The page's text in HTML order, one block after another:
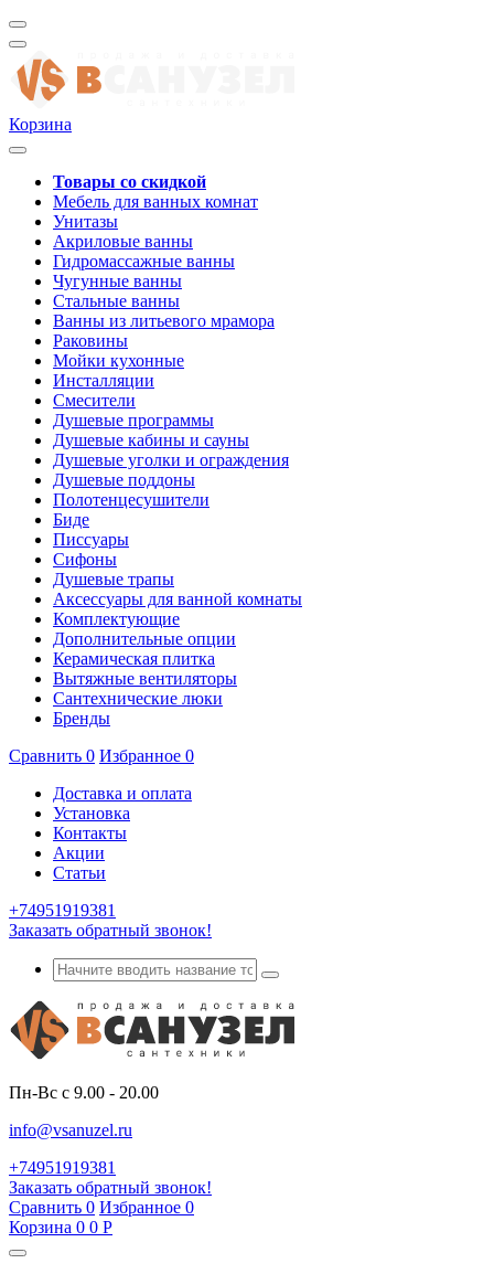
Корзина
Товары со скидкой
Мебель для ванных комнат
Унитазы
Акриловые ванны
Гидромассажные ванны
Чугунные ванны
Стальные ванны
Ванны из литьевого мрамора
Раковины
Мойки кухонные
Инсталляции
Смесители
Душевые программы
Душевые кабины и сауны
Душевые уголки и ограждения
Душевые поддоны
Полотенцесушители
Биде
Писсуары
Сифоны
Душевые трапы
Аксессуары для ванной комнаты
Комплектующие
Дополнительные опции
Керамическая плитка
Вытяжные вентиляторы
Сантехнические люки
Бренды
Сравнить 0 Избранное 0
Доставка и оплата
Установка
Контакты
Акции
Статьи
+74951919381
Заказать обратный звонок!
Пн-Вс с 9.00 - 20.00
info@vsanuzel.ru
+74951919381
Заказать обратный звонок!
Сравнить 0 Избранное 0
Корзина 0 0 Р